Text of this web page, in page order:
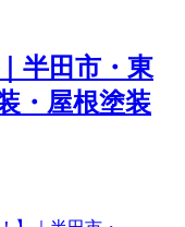
半田市・東
・屋根塗装